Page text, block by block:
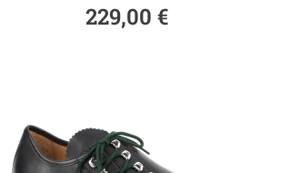
229,00 €